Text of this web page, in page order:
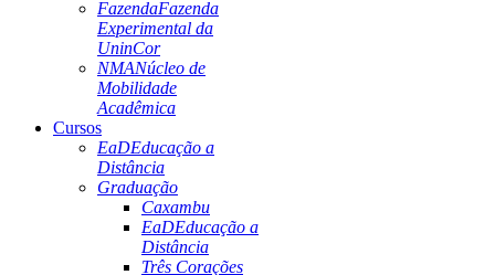
FazendaFazenda
Experimental da
UninCor
NMANúcleo de
Mobilidade
Acadêmica
Cursos
EaDEducação a
Distância
Graduação
Caxambu
EaDEducação a
Distância
Três Corações